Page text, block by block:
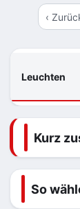
Leuchten
‹
Kurz
So